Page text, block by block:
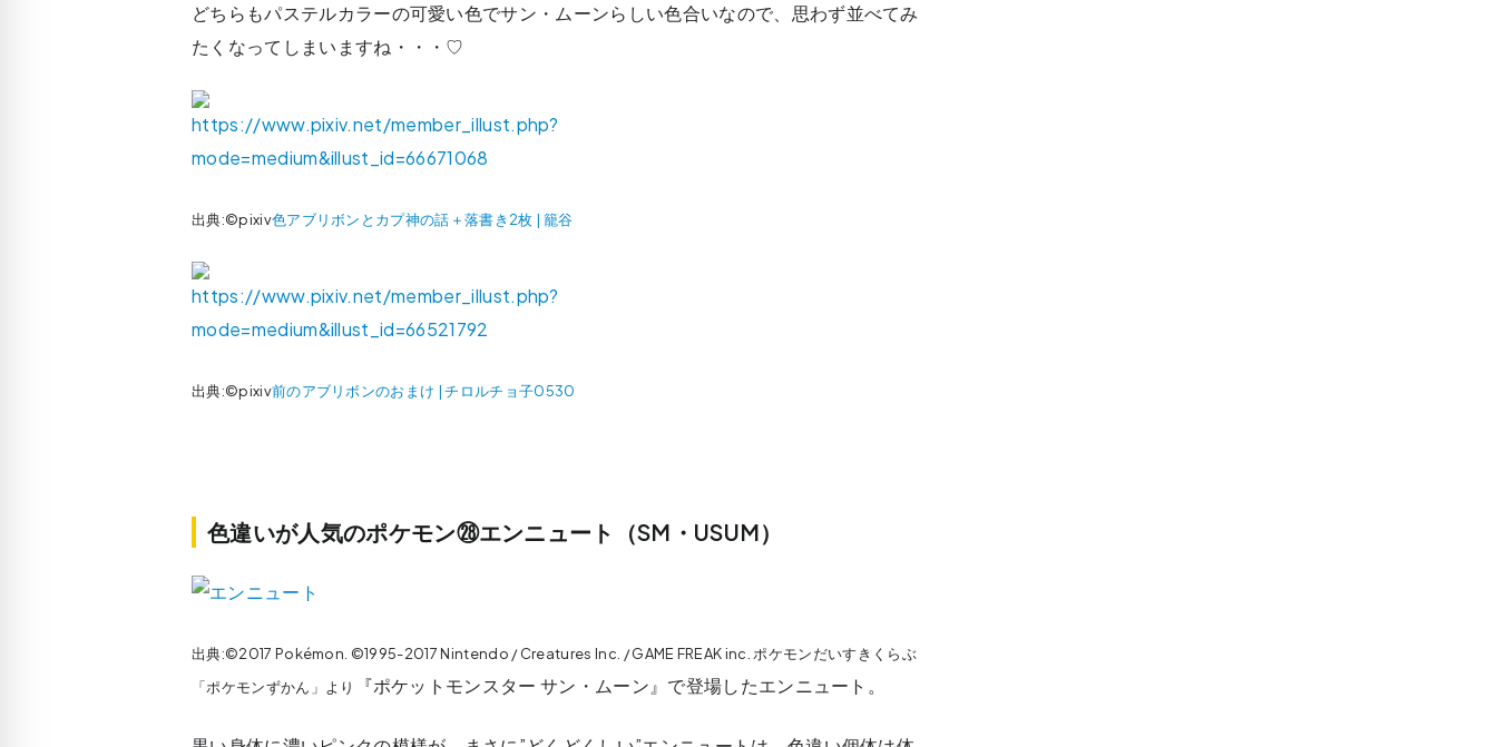
どちらもパステルカラーの可愛い色でサン・ムーンらしい色合いなので、思わず並べてみ
たくなってしまいますね・・・♡
出典:©pixiv色アブリボンとカプ神の話＋落書き2枚 | 籠谷
出典:©pixiv前のアブリボンのおまけ | チロルチョ子0530
色違いが人気のポケモン㉘エンニュート（SM・USUM）
出典:©2017 Pokémon. ©1995-2017 Nintendo / Creatures Inc. / GAME FREAK inc. ポケモンだいすきくらぶ
「ポケモンずかん」より
『ポケットモンスター サン・ムーン』で登場したエンニュート。